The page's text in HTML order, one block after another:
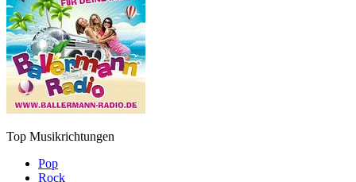
Top Musikrichtungen
Pop
Rock